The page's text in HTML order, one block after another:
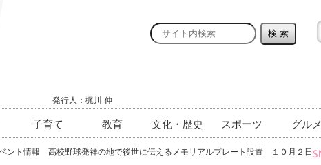
発行人：梶川 伸
子育て 教育 文化・歴史 スポーツ グルメ
ント情報 高校野球発祥の地で後世に伝えるメモリアルプレート設置 １０月２日